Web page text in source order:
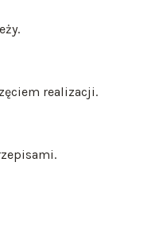
realizacji.